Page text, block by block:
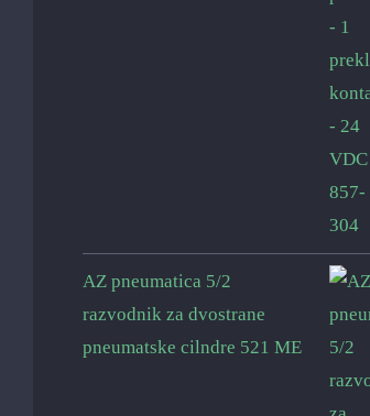
AZ pneumatica 5/2
razvodnik za dvostrane
pneumatske cilndre 521 ME